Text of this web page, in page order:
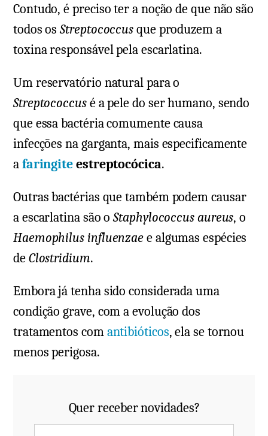
Contudo, é preciso ter a noção de que não são
todos osStreptococcusque produzem a
toxina responsável pela escarlatina.
Um reservatório natural para o
Streptococcusé a pele do ser humano, sendo
que essa bactéria comumente causa
infecções na garganta, mais especificamente
afaringiteestreptocócica.
Outras bactérias que também podem causar
a escarlatina são oStaphylococcus aureus, o
Haemophilus influenzaee algumas espécies
deClostridium.
Embora já tenha sido considerada uma
condição grave, com a evolução dos
tratamentos comantibióticos, ela se tornou
menos perigosa.
Quer receber novidades?